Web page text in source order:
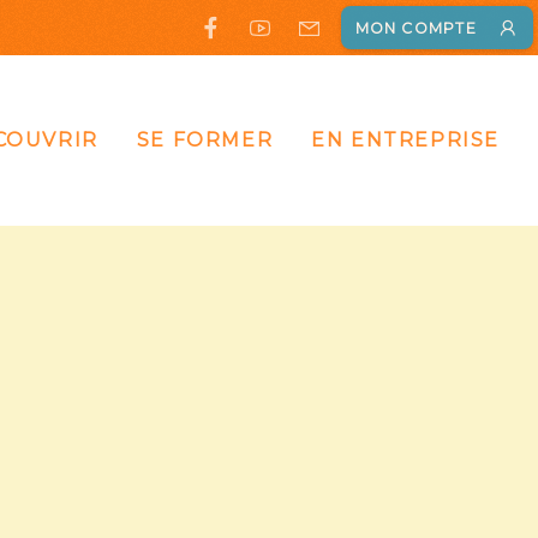
MON COMPTE
SE FORMER EN ENTREPRISE